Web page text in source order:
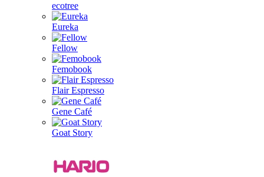
ecotree
Eureka
Fellow
Femobook
Flair Espresso
Gene Café
Goat Story